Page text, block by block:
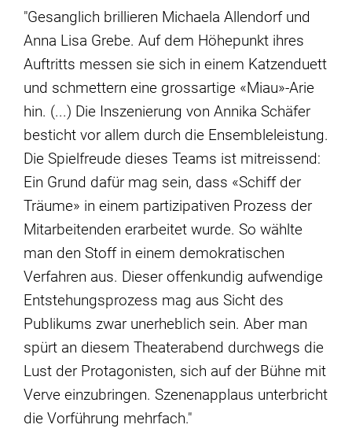
"Gesanglich brillieren Michaela Allendorf und
Anna Lisa Grebe. Auf dem Höhepunkt ihres
Auftritts messen sie sich in einem Katzenduett
und schmettern eine grossartige «Miau»-Arie
hin. (...) Die Inszenierung von Annika Schäfer
besticht vor allem durch die Ensembleleistung.
Die Spielfreude dieses Teams ist mitreissend:
Ein Grund dafür mag sein, dass «Schiff der
Träume» in einem partizipativen Prozess der
Mitarbeitenden erarbeitet wurde. So wählte
man den Stoff in einem demokratischen
Verfahren aus. Dieser offenkundig aufwendige
Entstehungsprozess mag aus Sicht des
Publikums zwar unerheblich sein. Aber man
spürt an diesem Theaterabend durchwegs die
Lust der Protagonisten, sich auf der Bühne mit
Verve einzubringen. Szenenapplaus unterbricht
die Vorführung mehrfach."